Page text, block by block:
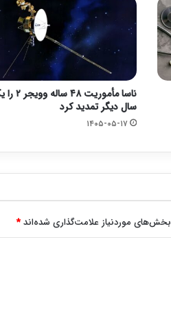
ناسا مأموریت ۴۸
سال دیگر تمدید کرد
۱۴۰۵-۰۵-۱۷
بخش‌های موردنیاز علامت‌گذاری شده‌اند*